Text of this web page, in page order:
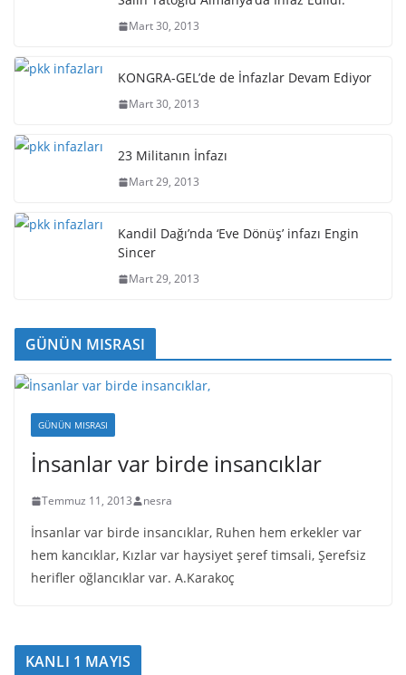
Mart 30, 2013
KONGRA-GEL’de de İnfazlar Devam Ediyor
Mart 30, 2013
23 Militanın İnfazı
Mart 29, 2013
Kandil Dağı’nda ‘Eve Dönüş’ infazı Engin
Sincer
Mart 29, 2013
GÜNÜN MISRASI
GÜNÜN MISRASI
İnsanlar var birde insancıklar
Temmuz 11, 2013 nesra
İnsanlar var birde insancıklar, Ruhen hem erkekler var
hem kancıklar, Kızlar var haysiyet şeref timsali, Şerefsiz
herifler oğlancıklar var. A.Karakoç
KANLI 1 MAYIS